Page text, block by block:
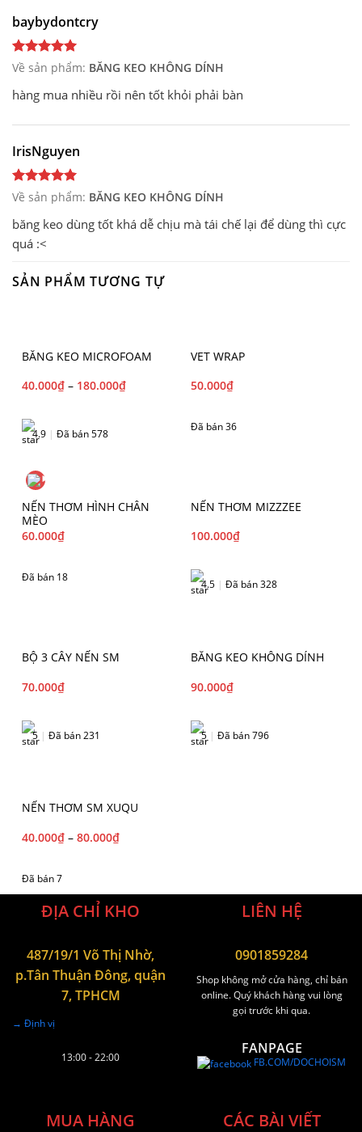
baybydontcry
Về sản phẩm: BĂNG KEO KHÔNG DÍNH
hàng mua nhiều rồi nên tốt khỏi phải bàn
IrisNguyen
Về sản phẩm: BĂNG KEO KHÔNG DÍNH
băng keo dùng tốt khá dễ chịu mà tái chế lại để dùng thì cực
quá :<
SẢN PHẨM TƯƠNG TỰ
BĂNG KEO MICROFOAM
40.000₫ – 180.000₫
4.9 | Đã bán 578
VET WRAP
50.000₫
Đã bán 36
NẾN THƠM HÌNH CHÂN
MÈO
60.000₫
Đã bán 18
NẾN THƠM MIZZZEE
100.000₫
4.5 | Đã bán 328
BỘ 3 CÂY NẾN SM
70.000₫
5 | Đã bán 231
BĂNG KEO KHÔNG DÍNH
90.000₫
5 | Đã bán 796
NẾN THƠM SM XUQU
40.000₫ – 80.000₫
Đã bán 7
ĐỊA CHỈ KHO
487/19/1 Võ Thị Nhờ,
p.Tân Thuận Đông, quận
7, TPHCM
→ Định vị
13:00 - 22:00
LIÊN HỆ
0901859284
Shop không mở cửa hàng, chỉ bán
online. Quý khách hàng vui lòng
gọi trước khi qua.
FANPAGE
FB.COM/DOCHOISM
MUA HÀNG CÁC BÀI VIẾT